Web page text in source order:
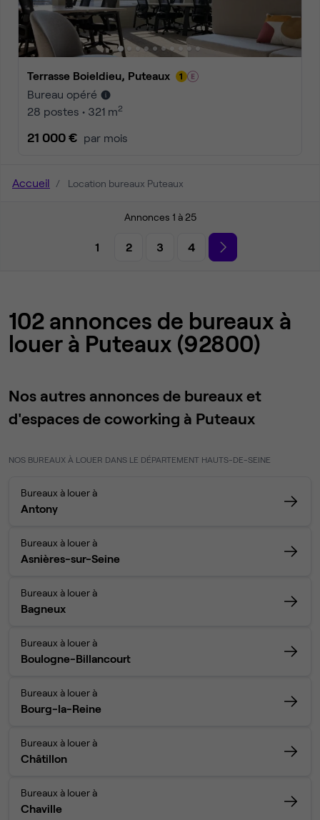
Terrasse Boieldieu, Puteaux
Bureau opéré
28 postes • 321 m2
21 000 € par mois
Accueil Location bureaux Puteaux
Annonces 1 à 25
1 2 3 4
102 annonces de bureaux à
louer à Puteaux (92800)
Nos autres annonces de bureaux et
d'espaces de coworking à Puteaux
NOS BUREAUX À LOUER DANS LE DÉPARTEMENT HAUTS-DE-SEINE
Bureaux à louer à
Antony
Bureaux à louer à
Asnières-sur-Seine
Bureaux à louer à
Bagneux
Bureaux à louer à
Boulogne-Billancourt
Bureaux à louer à
Bourg-la-Reine
Bureaux à louer à
Châtillon
Bureaux à louer à
Chaville